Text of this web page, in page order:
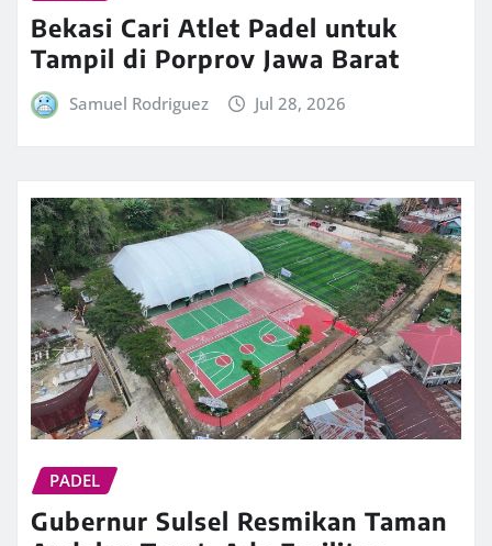
Bekasi Cari Atlet Padel untuk
Tampil di Porprov Jawa Barat
Samuel Rodriguez Jul 28, 2026
PADEL
Gubernur Sulsel Resmikan Taman